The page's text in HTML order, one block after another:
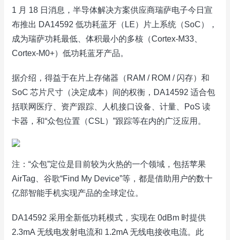
1 月 18 日消息，半导体解决方案供应商瑞萨电子今日宣
布推出 DA14592 低功耗蓝牙（LE）片上系统（SoC），
成为瑞萨功耗最低、体积最小的多核（Cortex-M33、
Cortex-M0+）低功耗蓝牙产品。
据介绍，得益于在片上存储器（RAM / ROM / 闪存）和
SoC 芯片尺寸（决定成本）间的权衡，DA14592 适合包
括联网医疗、资产跟踪、人机接口设备、计量、PoS 读
卡器，和“众包位置（CSL）”跟踪等在内的广泛应用。
注：“众包”定位是目前较为火热的一个领域，包括苹果
AirTag、谷歌“Find My Device”等，都是借助用户的数十
亿部智能手机实现产品的全球定位。
DA14592 采用全新低功耗模式，实现在 0dBm 时提供
2.3mA 无线电发射电流和 1.2mA 无线电接收电流。此